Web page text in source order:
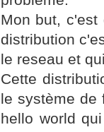
Mon but, c'est
distribution
le reseau et
Cette
le système de
hello world